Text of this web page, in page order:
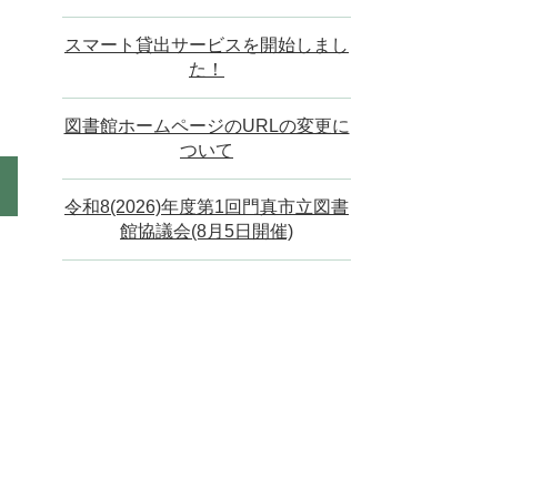
スマート貸出サービスを開始しまし
た！
図書館ホームページのURLの変更に
ついて
令和8(2026)年度第1回門真市立図書
館協議会(8月5日開催)